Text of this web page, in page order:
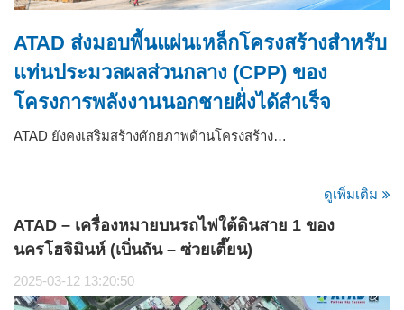
ATAD ส่งมอบพื้นแผ่นเหล็กโครงสร้างสำหรับ
แท่นประมวลผลส่วนกลาง (CPP) ของ
โครงการพลังงานนอกชายฝั่งได้สำเร็จ
ATAD ยังคงเสริมสร้างศักยภาพด้านโครงสร้าง…
ดูเพิ่มเติม
ATAD – เครื่องหมายบนรถไฟใต้ดินสาย 1 ของ
นครโฮจิมินห์ (เบิ่นถัน – ซ่วยเตี๊ยน)
2025-03-12 13:20:50